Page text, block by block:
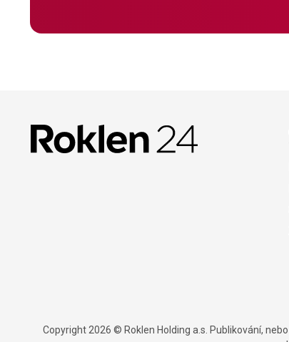
Copyright 2026 © Roklen Holding a.s. Publikování,